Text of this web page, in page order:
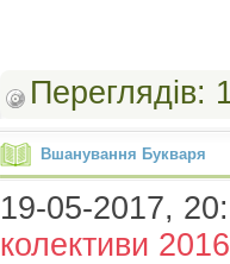
Вшанування Букваря
19-05-2017,
колективи